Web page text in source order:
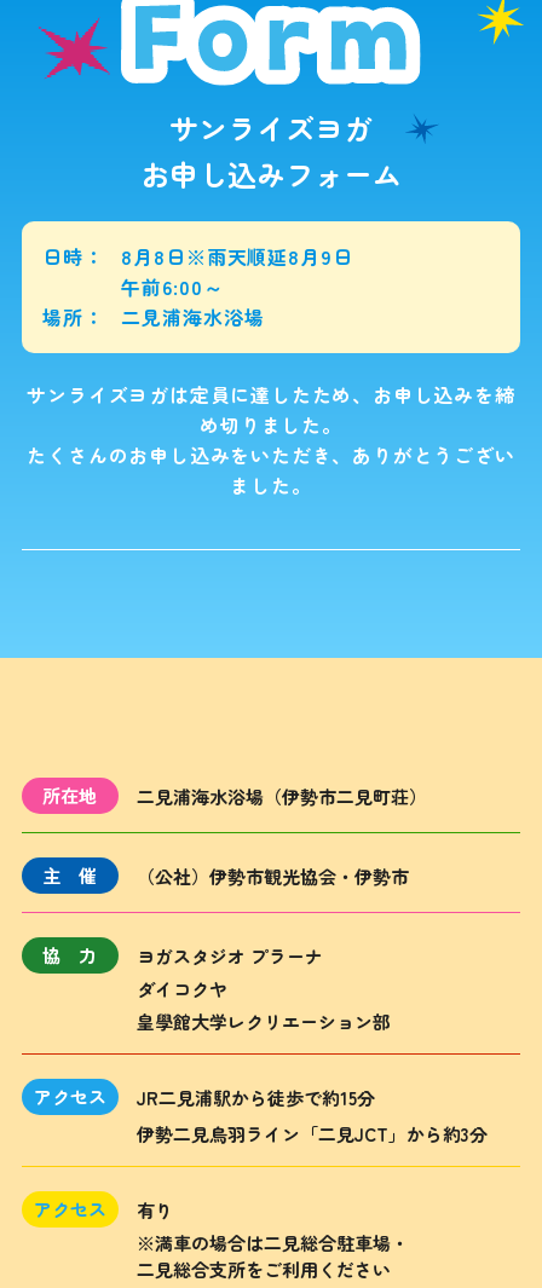
サンライズヨガ
お申し込みフォーム
日時
8月8日※雨天順延8月9日
午前6:00～
場所
二見浦海水浴場
サンライズヨガは定員に達したため、お申し込みを締
め切りました。
たくさんのお申し込みをいただき、ありがとうござい
ました。
所在地 二見浦海水浴場（伊勢市二見町荘）
主催 （公社）伊勢市観光協会・伊勢市
協力
ヨガスタジオ プラーナ
ダイコクヤ
皇學館大学レクリエーション部
アクセス
JR二見浦駅から徒歩で約15分
伊勢二見鳥羽ライン「二見JCT」から約3分
アクセス
有り
※満車の場合は二見総合駐車場・
二見総合支所をご利用ください